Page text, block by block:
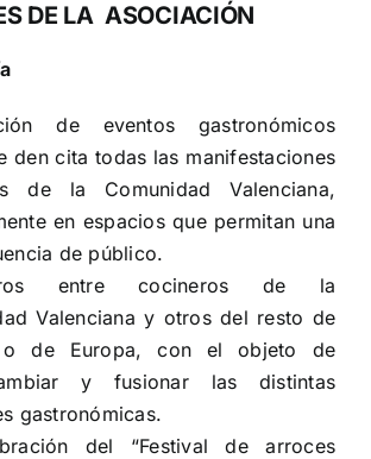
DE LA ASOCIACIÓN
de eventos gastronómicos
den cita todas las manifestaciones
de la Comunidad Valenciana,
en espacios que permitan una
de público.
entre cocineros de la
Valenciana y otros del resto de
o de Europa, con el objeto de
y fusionar las distintas
gastronómicas.
del “Festival de arroces